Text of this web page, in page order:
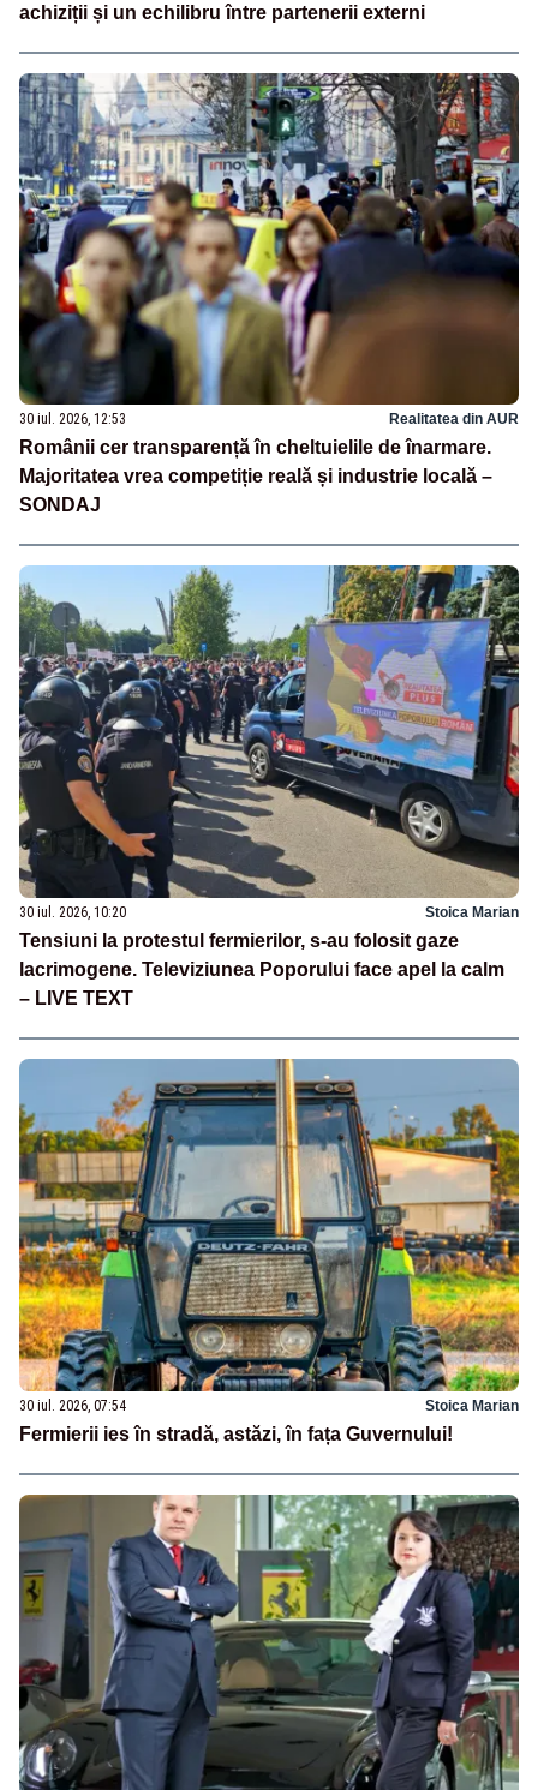
achiziții și un echilibru între partenerii externi
30 iul. 2026, 12:53 Realitatea din AUR
Românii cer transparență în cheltuielile de înarmare.
Majoritatea vrea competiție reală și industrie locală –
SONDAJ
30 iul. 2026, 10:20 Stoica Marian
Tensiuni la protestul fermierilor, s-au folosit gaze
lacrimogene. Televiziunea Poporului face apel la calm
– LIVE TEXT
30 iul. 2026, 07:54 Stoica Marian
Fermierii ies în stradă, astăzi, în fața Guvernului!